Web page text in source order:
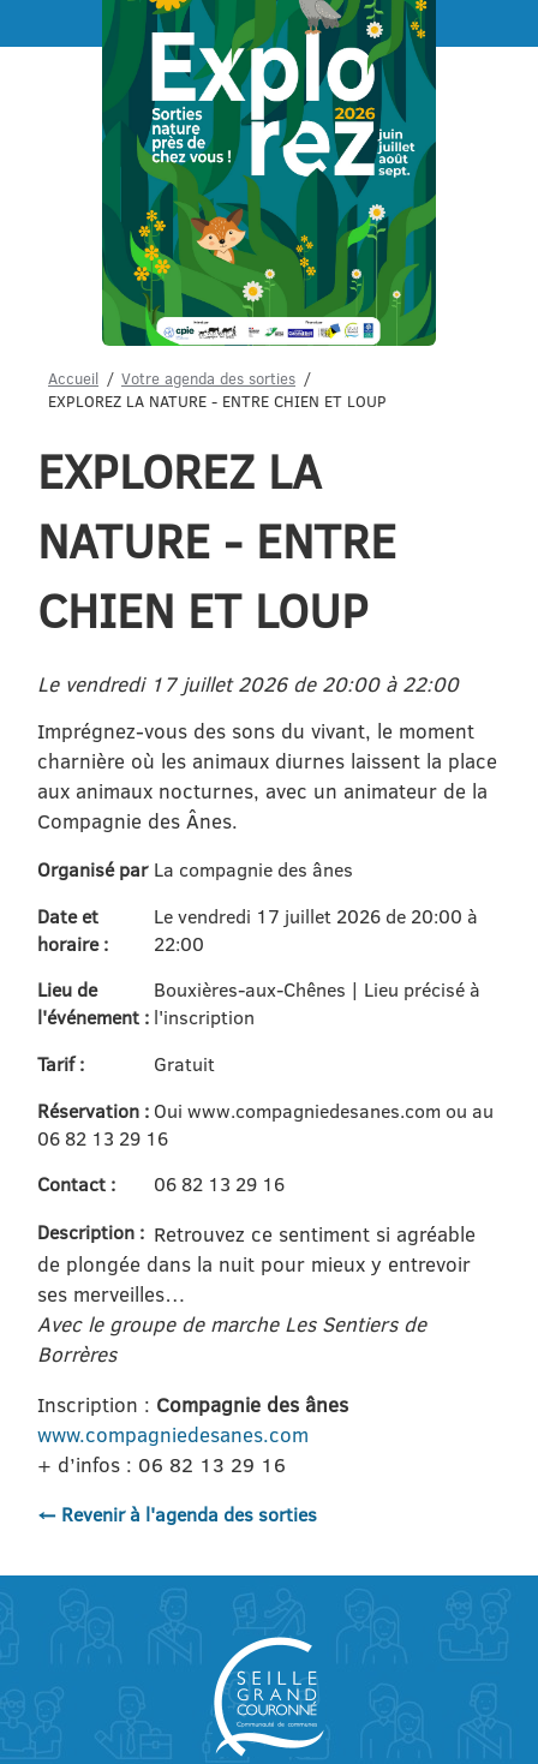
Menu
Accueil
Votre agenda des sorties
EXPLOREZ LA NATURE - ENTRE CHIEN ET LOUP
EXPLOREZ LA
NATURE - ENTRE
CHIEN ET LOUP
Le vendredi 17 juillet 2026 de 20:00 à 22:00
Imprégnez-vous des sons du vivant, le moment
charnière où les animaux diurnes laissent la place
aux animaux nocturnes, avec un animateur de la
Compagnie des Ânes.
Organisé par La compagnie des ânes
Date et
horaire :
Le vendredi 17 juillet 2026 de 20:00 à
22:00
Lieu de
l'événement :
Bouxières-aux-Chênes | Lieu précisé à
l'inscription
Tarif :
Gratuit
Réservation : Oui www.compagniedesanes.com ou au
06 82 13 29 16
Contact :
06 82 13 29 16
Description : Retrouvez ce sentiment si agréable
de plongée dans la nuit pour mieux y entrevoir
ses merveilles…
Avec le groupe de marche Les Sentiers de
Borrères
Inscription : Compagnie des ânes
www.compagniedesanes.com
+ d’infos : 06 82 13 29 16
← Revenir à l'agenda des sorties